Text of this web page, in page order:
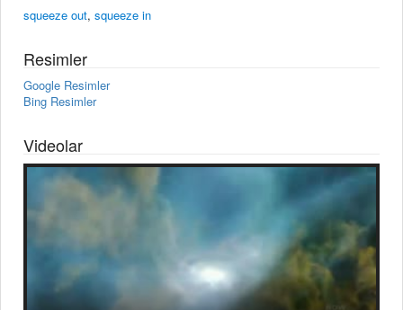
squeeze out, squeeze in
Resimler
Google Resimler
Bing Resimler
Videolar